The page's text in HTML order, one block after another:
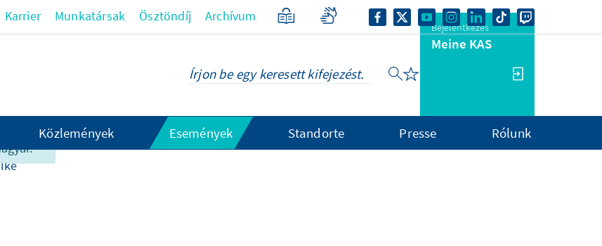
Karrier Munkatársak Ösztöndíj Archívum
Bejelentkezés
Meine KAS
Közlemények Események Standorte Presse Rólunk